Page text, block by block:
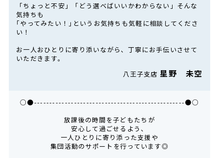
「ちょっと不安」「どう選べばいいかわからない」そんな
気持ちも
｢やってみたい！｣というお気持ちも気軽に相談してくださ
い！
お一人おひとりに寄り添いながら、丁寧にお手伝いさせて
いただきます。
八王子支店星野 未空
○●-------------------------------------------------●○
放課後の時間を子どもたちが
安心して過ごせるよう、
一人ひとりに寄り添った支援や
集団活動のサポートを行っています◎